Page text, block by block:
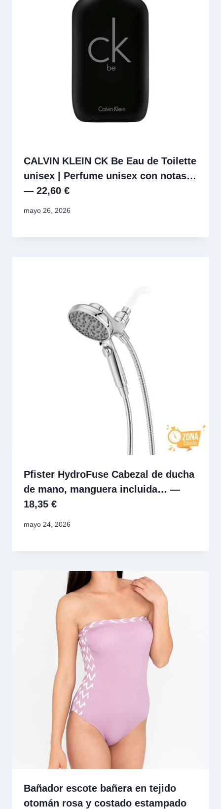
CALVIN KLEIN CK Be Eau de Toilette
unisex | Perfume unisex con notas…
— 22,60 €
mayo 26, 2026
Pfister HydroFuse Cabezal de ducha
de mano, manguera incluida… —
18,35 €
mayo 24, 2026
Bañador escote bañera en tejido
otomán rosa y costado estampado